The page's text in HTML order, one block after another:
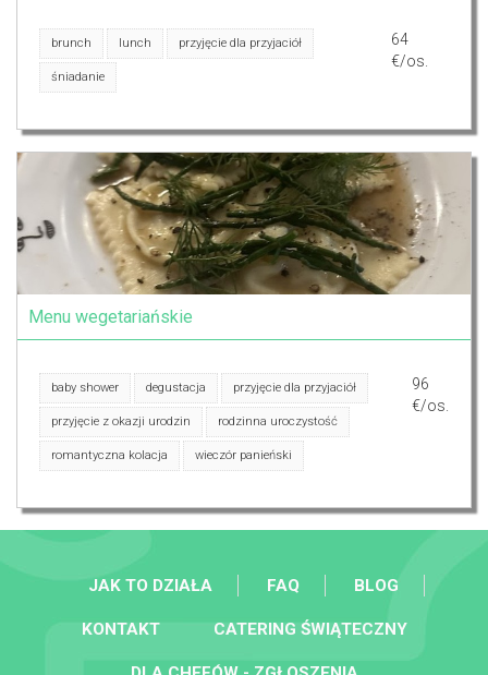
brunch lunch przyjęcie dla przyjaciół
śniadanie
64
€/os.
Menu wegetariańskie
baby shower degustacja przyjęcie dla przyjaciół
przyjęcie z okazji urodzin rodzinna uroczystość
romantyczna kolacja wieczór panieński
96
€/os.
JAK TO DZIAŁA FAQ BLOG
KONTAKT CATERING ŚWIĄTECZNY